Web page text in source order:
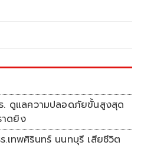
ดูแลความปลอดภัยขั้นสูงสุด
าดยิง
.เทพศิรินทร์ นนทบุรี เสียชีวิต